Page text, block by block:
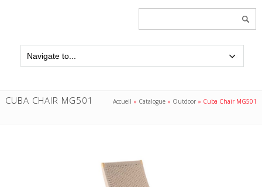
CUBA CHAIR MG501 Accueil » Catalogue » Outdoor » Cuba Chair MG501